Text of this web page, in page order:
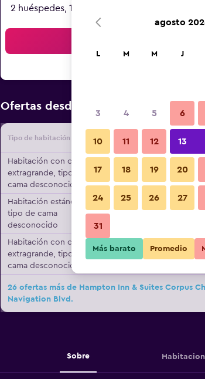
2 huéspedes, 1 habitación
Ofertas desde Oferta más barata de
Tipo de habitación Proveedor Total
Habitación con cama
extragrande, tipo de
cama desconocido
$92
Habitación estándar,
tipo de cama
desconocido
Habitación con cama
extragrande, tipo de
cama desconocido
$102
26 ofertas más de Hampton Inn & Suites Corpus
Navigation Blvd.
Sobre
agosto
L M M J
3 4 5 6
10 11 12 13
17 18 19 20
24 25 26 27
31
Más barato Promedio